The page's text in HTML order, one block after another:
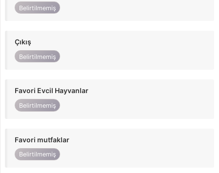
Belirtilmemiş
Çıkış
Belirtilmemiş
Favori Evcil Hayvanlar
Belirtilmemiş
Favori mutfaklar
Belirtilmemiş